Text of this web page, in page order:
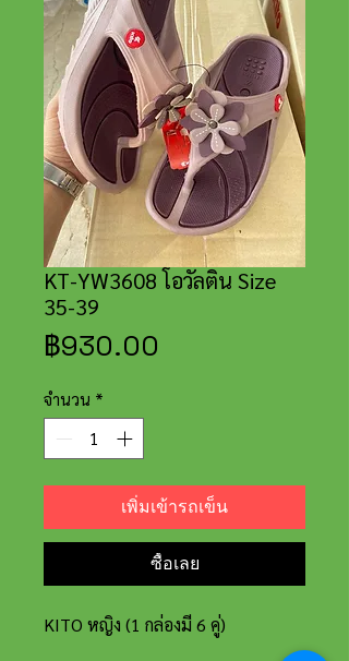
KT-YW3608 โอวัลติน Size
35-39
฿930.00
จำนวน *
เพิ่มเข้ารถเข็น
ซื้อเลย
KITO หญิง (1 กล่องมี 6 คู่)